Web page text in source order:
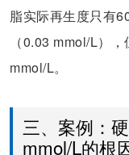
脂实际再生度只有
（0.03 mmol/L）
mmol/L。
三、案例：
mmol/L的根